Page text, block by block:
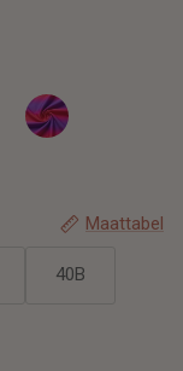
TRIANGEL
Maattabel
40B